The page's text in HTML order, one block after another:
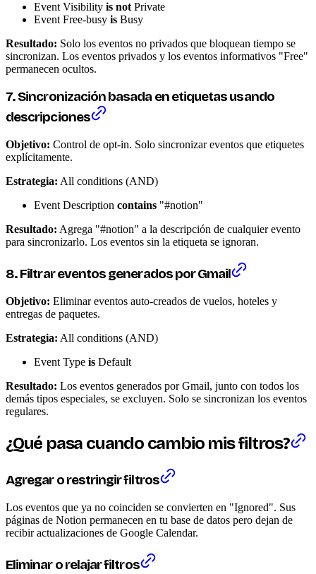
Event Visibility is not Private
Event Free-busy is Busy
Resultado: Solo los eventos no privados que bloquean tiempo se
sincronizan. Los eventos privados y los eventos informativos "Free"
permanecen ocultos.
7. Sincronización basada en etiquetas usando
descripciones
Objetivo: Control de opt-in. Solo sincronizar eventos que etiquetes
explícitamente.
Estrategia: All conditions (AND)
Event Description contains "#notion"
Resultado: Agrega "#notion" a la descripción de cualquier evento
para sincronizarlo. Los eventos sin la etiqueta se ignoran.
8. Filtrar eventos generados por Gmail
Objetivo: Eliminar eventos auto-creados de vuelos, hoteles y
entregas de paquetes.
Estrategia: All conditions (AND)
Event Type is Default
Resultado: Los eventos generados por Gmail, junto con todos los
demás tipos especiales, se excluyen. Solo se sincronizan los eventos
regulares.
¿Qué pasa cuando cambio mis filtros?
Agregar o restringir filtros
Los eventos que ya no coinciden se convierten en "Ignored". Sus
páginas de Notion permanecen en tu base de datos pero dejan de
recibir actualizaciones de Google Calendar.
Eliminar o relajar filtros